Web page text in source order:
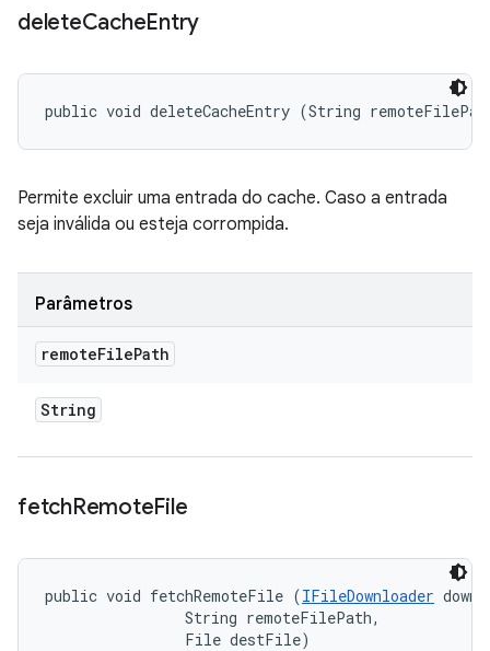
deleteCacheEntry
public void deleteCacheEntry (String
Permite excluir uma entrada do cache. Caso a entrada
seja inválida ou esteja corrompida.
Parâmetros
remoteFilePath
String
fetchRemoteFile
public void fetchRemoteFile (IFileDownloader
                String remoteFilePath,
                File destFile)